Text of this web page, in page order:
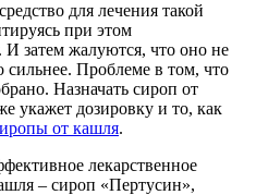
для лечения такой
при этом
затем жалуются, что оно не
сильнее. Проблеме в том, что
Назначать сироп от
укажет дозировку и то, как
от кашля.
лекарственное
– сироп «Пертусин»,